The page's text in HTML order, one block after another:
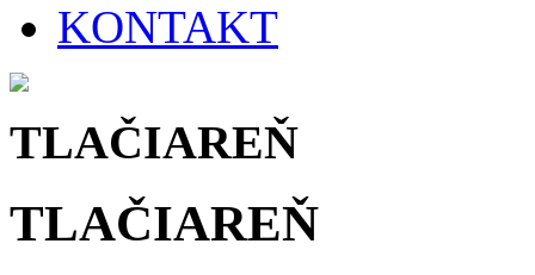
KONTAKT
TLAČIAREŇ
TLAČIAREŇ